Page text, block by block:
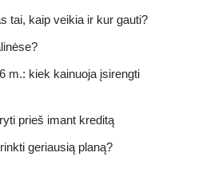
tai, kaip veikia ir kur gauti?
m.: kiek kainuoja įsirengti
prieš imant kreditą
geriausią planą?